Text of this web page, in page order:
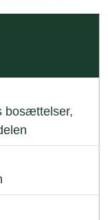
bosættelser,